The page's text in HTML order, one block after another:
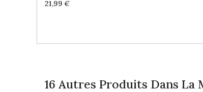
Price
21,99 €
16 Autres Produits Dans La